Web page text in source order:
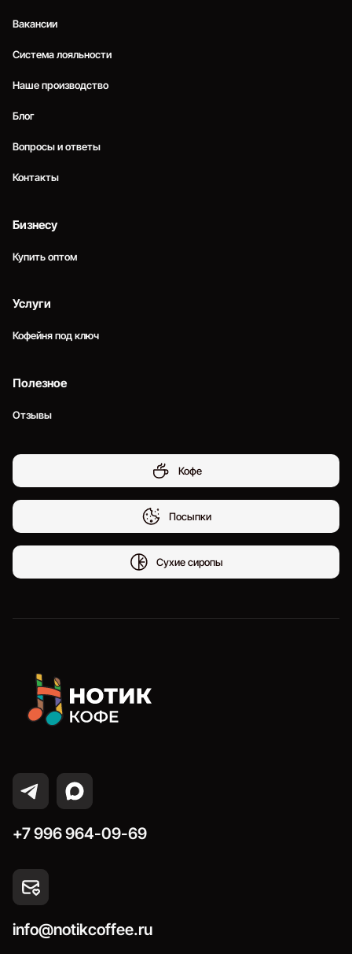
Вакансии
Система лояльности
Наше производство
Блог
Вопросы и ответы
Контакты
Бизнесу
Купить оптом
Услуги
Кофейня под ключ
Полезное
Отзывы
Кофе
Посыпки
Сухие сиропы
+7 996 964-09-69
info@notikcoffee.ru